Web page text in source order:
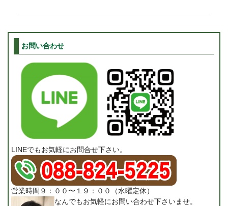
お問い合わせ
LINEでもお気軽にお問合せ下さい。
営業時間９：００〜１９：００（水曜定休）
なんでもお気軽にお問い合わせ下さいませ。